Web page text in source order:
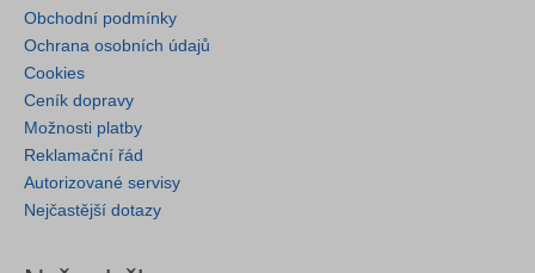
Obchodní podmínky
Ochrana osobních údajů
Cookies
Ceník dopravy
Možnosti platby
Reklamační řád
Autorizované servisy
Nejčastější dotazy